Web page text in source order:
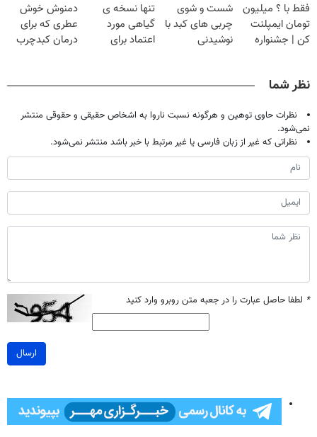
خانگی
فقط با ؟ میلیون
تومان ایمپلنت
کن | جشنواره
شست و شوی
چربی های کبد با
نوشیدنی
تنها نسخه ی
گیاهی مورد
اعتماد برای
دمنوش خوش
عطری که برای
درمان کبدچرب
نظر شما
نظرات حاوی توهین و هرگونه نسبت ناروا به اشخاص حقیقی و حقوقی منتشر
نمی‌شود.
نظراتی که غیر از زبان فارسی یا غیر مرتبط با خبر باشد منتشر نمی‌شود.
* لطفا حاصل عبارت را در جعبه متن روبرو وارد کنید
ارسال